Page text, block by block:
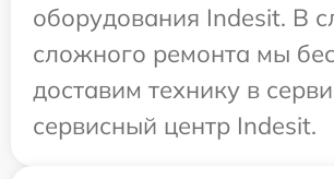
оборудования Indesit. В
сложного ремонта мы
доставим технику в
сервисный центр Indesit.